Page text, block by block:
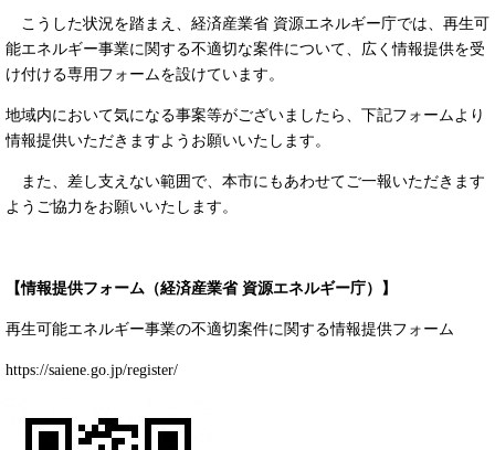
こうした状況を踏まえ、経済産業省 資源エネルギー庁では、再生可
能エネルギー事業に関する不適切な案件について、広く情報提供を受
け付ける専用フォームを設けています。
地域内において気になる事案等がございましたら、下記フォームより
情報提供いただきますようお願いいたします。
また、差し支えない範囲で、本市にもあわせてご一報いただきます
ようご協力をお願いいたします。
【情報提供フォーム（経済産業省 資源エネルギー庁）】
再生可能エネルギー事業の不適切案件に関する情報提供フォーム
https://saiene.go.jp/register/